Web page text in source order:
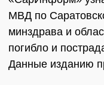
МВД по
минздрава и
погибло и
Данные изданию